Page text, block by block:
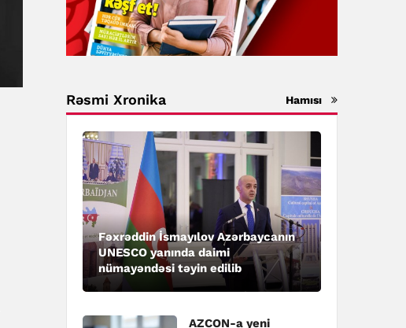
Rəsmi Xronika Hamısı
Fəxrəddin İsmayılov Azərbaycanın
UNESCO yanında daimi
nümayəndəsi təyin edilib
AZCON-a yeni